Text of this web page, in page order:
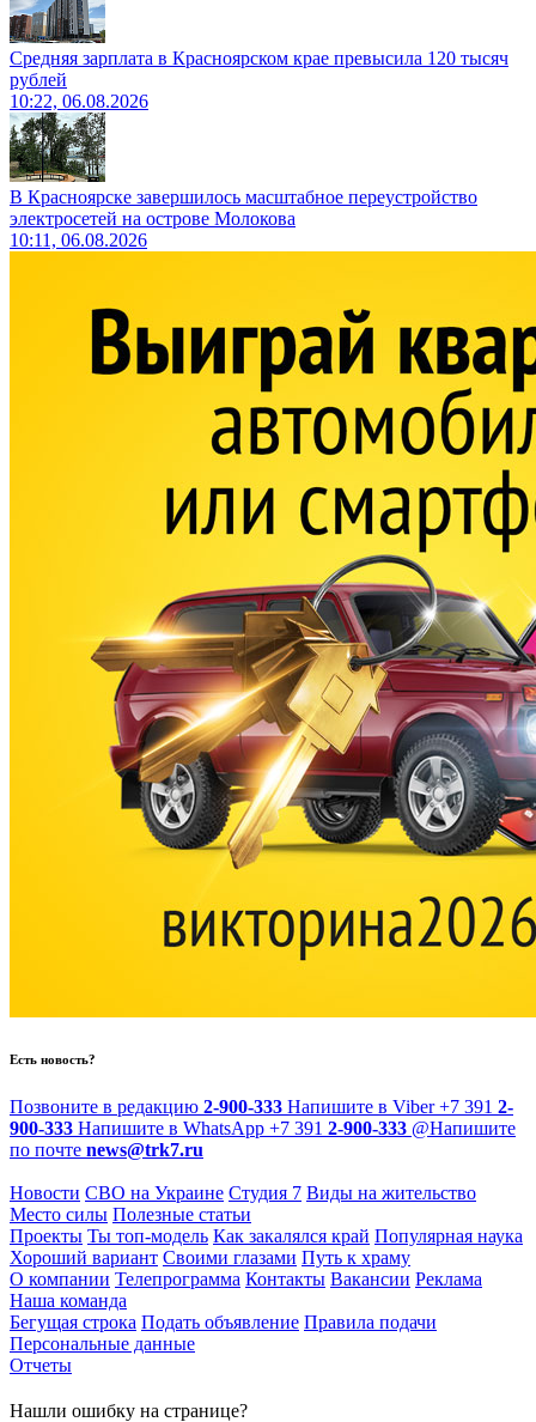
Средняя зарплата в Красноярском крае превысила 120 тысяч
рублей
10:22, 06.08.2026
В Красноярске завершилось масштабное переустройство
электросетей на острове Молокова
10:11, 06.08.2026
Есть новость?
Позвоните в редакцию 2-900-333 Напишите в Viber +7 391 2-
900-333 Напишите в WhatsApp +7 391 2-900-333 @Напишите
по почте news@trk7.ru
Новости СВО на Украине Студия 7 Виды на жительство
Место силы Полезные статьи
Проекты Ты топ-модель Как закалялся край Популярная наука
Хороший вариант Своими глазами Путь к храму
О компании Телепрограмма Контакты Вакансии Реклама
Наша команда
Бегущая строка Подать объявление Правила подачи
Персональные данные
Отчеты
Нашли ошибку на странице?